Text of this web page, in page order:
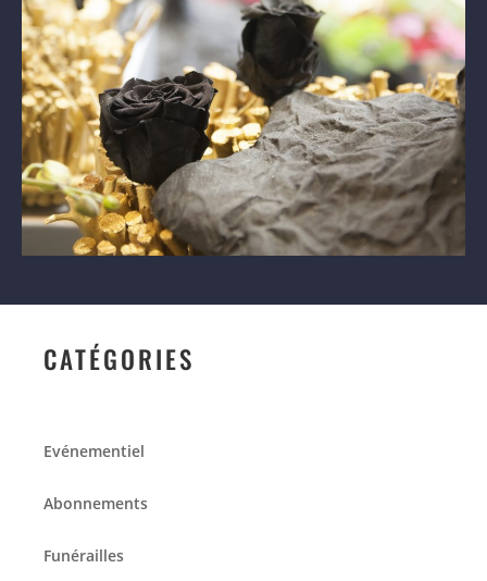
CATÉGORIES
Evénementiel
Abonnements
Funérailles